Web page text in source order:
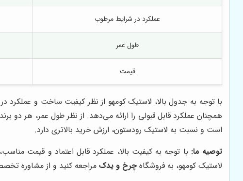
عملکرد در شرایط مرطوب
طول عمر
قیمت
با توجه به جدول بالا، لاستیک کومهو از نظر کیفیت ساخت و
همچنان عملکرد قابل قبولی را ارائه می‌دهد. از نظر طول عمر، هر دو
است و نسبت به لاستیک رودستون، ارزش خرید بالاتری دارد.
توصیه ما: با توجه به کیفیت بالا، عملکرد قابل اعتماد و قیمت
لاستیک کومهو، به فروشگاه چرخ و یدکمراجعه کنید و از مشاوره